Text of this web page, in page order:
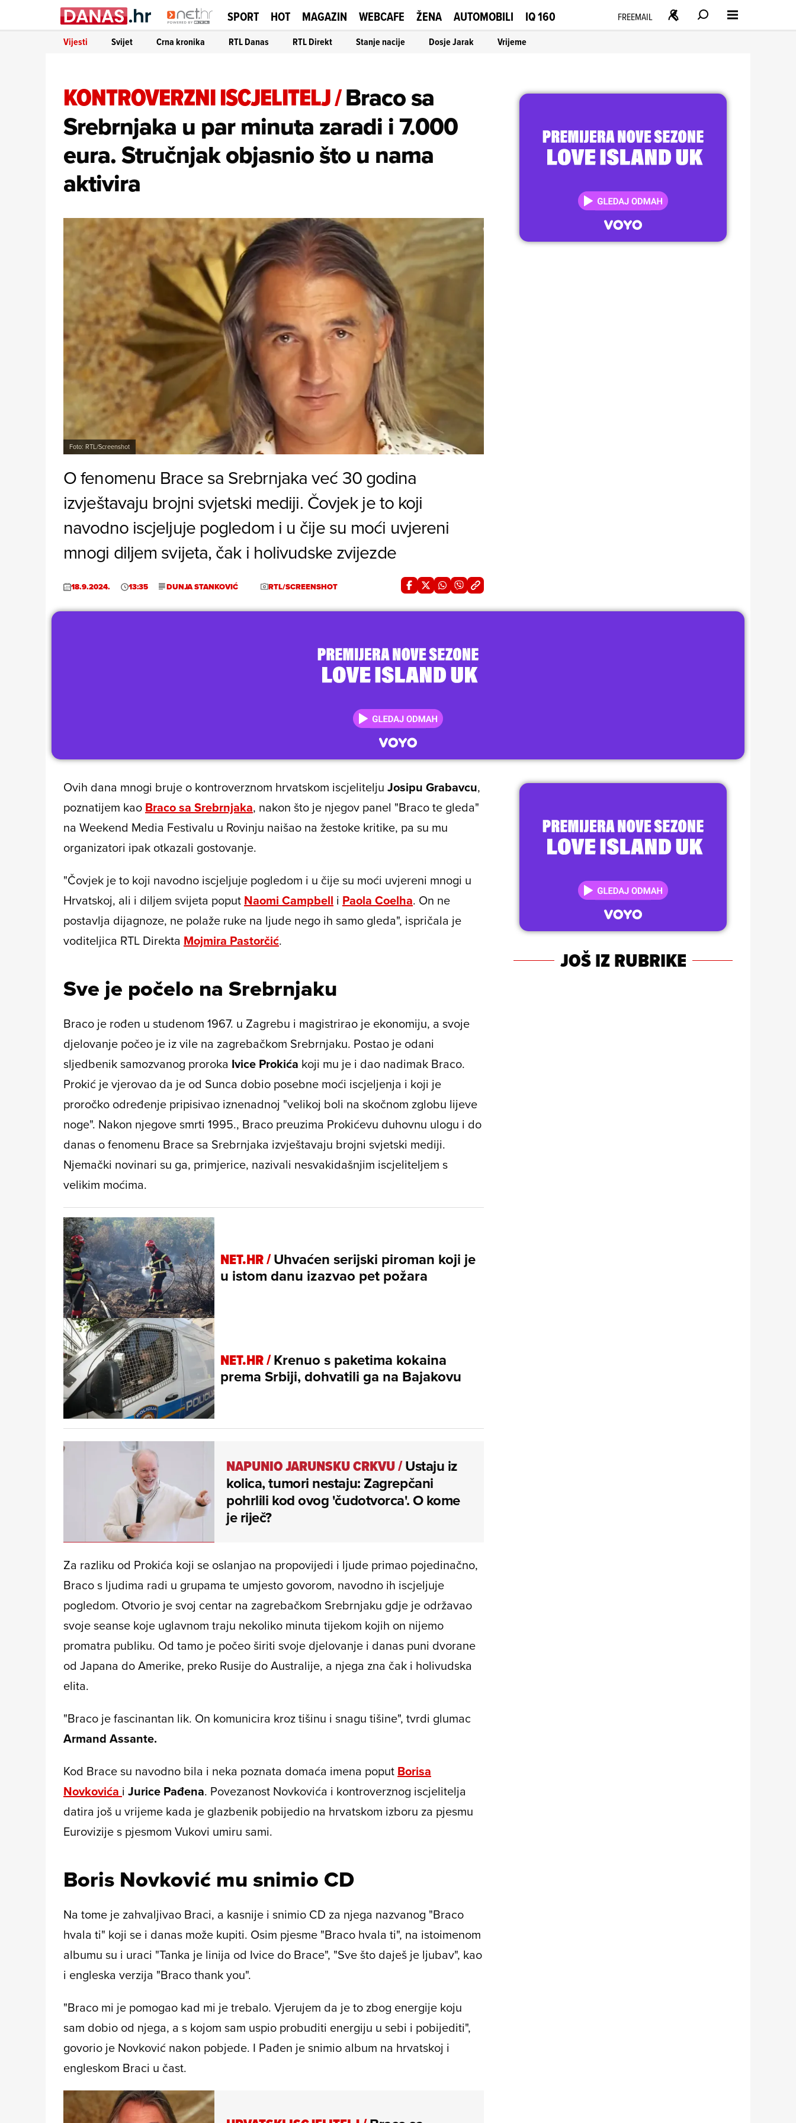
SPORT HOT MAGAZIN WEBCAFE ŽENA AUTOMOBILI IQ 160 FREEMAIL
Vijesti Svijet Crna kronika RTL Danas RTL Direkt Stanje nacije Dosje Jarak Vrijeme
KONTROVERZNI ISCJELITELJ/Braco sa
Srebrnjaka u par minuta zaradi i 7.000
eura. Stručnjak objasnio što u nama
aktivira
Foto: RTL/Screenshot
O fenomenu Brace sa Srebrnjaka već 30 godina
izvještavaju brojni svjetski mediji. Čovjek je to koji
navodno iscjeljuje pogledom i u čije su moći uvjereni
mnogi diljem svijeta, čak i holivudske zvijezde
18.9.2024. 13:35 DUNJA STANKOVIĆ RTL/SCREENSHOT
Ovih dana mnogi bruje o kontroverznom hrvatskom iscjelitelju Josipu Grabavcu,
poznatijem kao Braco sa Srebrnjaka, nakon što je njegov panel "Braco te gleda"
na Weekend Media Festivalu u Rovinju naišao na žestoke kritike, pa su mu
organizatori ipak otkazali gostovanje.
"Čovjek je to koji navodno iscjeljuje pogledom i u čije su moći uvjereni mnogi u
Hrvatskoj, ali i diljem svijeta poput Naomi Campbell i Paola Coelha. On ne
postavlja dijagnoze, ne polaže ruke na ljude nego ih samo gleda", ispričala je
voditeljica RTL Direkta Mojmira Pastorčić.
Sve je počelo na Srebrnjaku
Braco je rođen u studenom 1967. u Zagrebu i magistrirao je ekonomiju, a svoje
djelovanje počeo je iz vile na zagrebačkom Srebrnjaku. Postao je odani
sljedbenik samozvanog proroka Ivice Prokića koji mu je i dao nadimak Braco.
Prokić je vjerovao da je od Sunca dobio posebne moći iscjeljenja i koji je
proročko određenje pripisivao iznenadnoj "velikoj boli na skočnom zglobu lijeve
noge". Nakon njegove smrti 1995., Braco preuzima Prokićevu duhovnu ulogu i do
danas o fenomenu Brace sa Srebrnjaka izvještavaju brojni svjetski mediji.
Njemački novinari su ga, primjerice, nazivali nesvakidašnjim iscjeliteljem s
velikim moćima.
NET.HR /Uhvaćen serijski piroman koji je
u istom danu izazvao pet požara
NET.HR /Krenuo s paketima kokaina
prema Srbiji, dohvatili ga na Bajakovu
NAPUNIO JARUNSKU CRKVU/Ustaju iz
kolica, tumori nestaju: Zagrepčani
pohrlili kod ovog 'čudotvorca'. O kome
je riječ?
Za razliku od Prokića koji se oslanjao na propovijedi i ljude primao pojedinačno,
Braco s ljudima radi u grupama te umjesto govorom, navodno ih iscjeljuje
pogledom. Otvorio je svoj centar na zagrebačkom Srebrnjaku gdje je održavao
svoje seanse koje uglavnom traju nekoliko minuta tijekom kojih on nijemo
promatra publiku. Od tamo je počeo širiti svoje djelovanje i danas puni dvorane
od Japana do Amerike, preko Rusije do Australije, a njega zna čak i holivudska
elita.
"Braco je fascinantan lik. On komunicira kroz tišinu i snagu tišine", tvrdi glumac
Armand Assante.
Kod Brace su navodno bila i neka poznata domaća imena poput Borisa
Novkovića i Jurice Pađena. Povezanost Novkovića i kontroverznog iscjelitelja
datira još u vrijeme kada je glazbenik pobijedio na hrvatskom izboru za pjesmu
Eurovizije s pjesmom Vukovi umiru sami.
Boris Novković mu snimio CD
Na tome je zahvaljivao Braci, a kasnije i snimio CD za njega nazvanog "Braco
hvala ti" koji se i danas može kupiti. Osim pjesme "Braco hvala ti", na istoimenom
albumu su i uraci "Tanka je linija od Ivice do Brace", "Sve što daješ je ljubav", kao
i engleska verzija "Braco thank you".
"Braco mi je pomogao kad mi je trebalo. Vjerujem da je to zbog energije koju
sam dobio od njega, a s kojom sam uspio probuditi energiju u sebi i pobijediti",
govorio je Novković nakon pobjede. I Pađen je snimio album na hrvatskoj i
engleskom Braci u čast.
JOŠ IZ RUBRIKE